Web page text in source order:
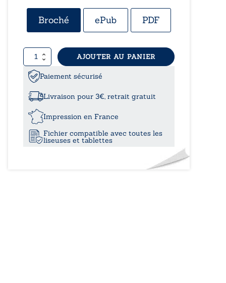
Broché ePub PDF
quantité
de
Le
testament
du
AJOUTER AU PANIER
Paiement sécurisé
Livraison pour 3€, retrait gratuit
Impression en France
Fichier compatible avec toutes les
liseuses et tablettes